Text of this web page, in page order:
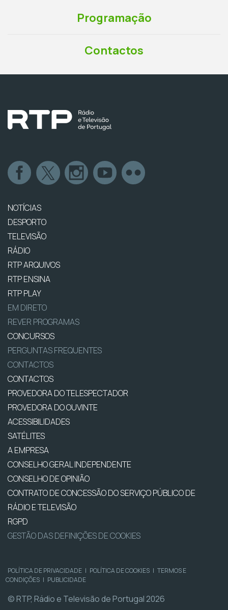
Programação
Contactos
NOTÍCIAS
DESPORTO
TELEVISÃO
RÁDIO
RTP ARQUIVOS
RTP ENSINA
RTP PLAY
EM DIRETO
REVER PROGRAMAS
CONCURSOS
PERGUNTAS FREQUENTES
CONTACTOS
CONTACTOS
PROVEDORA DO TELESPECTADOR
PROVEDORA DO OUVINTE
ACESSIBILIDADES
SATÉLITES
A EMPRESA
CONSELHO GERAL INDEPENDENTE
CONSELHO DE OPINIÃO
CONTRATO DE CONCESSÃO DO SERVIÇO PÚBLICO DE
RÁDIO E TELEVISÃO
RGPD
GESTÃO DAS DEFINIÇÕES DE COOKIES
POLÍTICA DE PRIVACIDADE | POLÍTICA DE COOKIES | TERMOS E
CONDIÇÕES | PUBLICIDADE
© RTP, Rádio e Televisão de Portugal 2026